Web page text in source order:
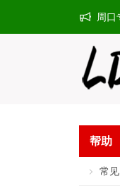
周口
帮助
常